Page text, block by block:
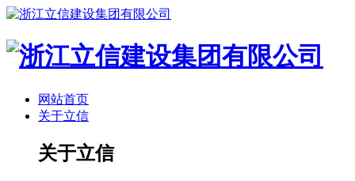
网站首页
关于立信
关于立信